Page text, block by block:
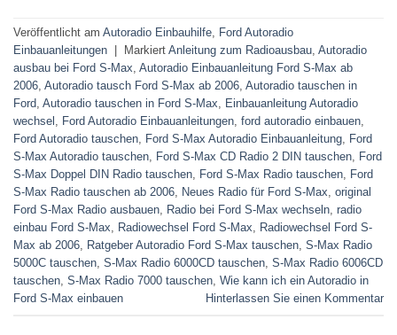
Veröffentlicht am Autoradio Einbauhilfe
Ford Autoradio
Einbauanleitungen
Markiert Anleitung zum Radioausbau Autoradio
ausbau bei Ford S-Max Autoradio Einbauanleitung Ford S-Max ab
2006 Autoradio tausch Ford S-Max ab 2006 Autoradio tauschen in
Ford Autoradio tauschen in Ford S-Max
Einbauanleitung Autoradio
wechsel
Ford Autoradio Einbauanleitungen ford autoradio einbauen
Ford Autoradio tauschen
Ford S-Max Autoradio Einbauanleitung
Ford
S-Max Autoradio tauschen
Ford S-Max CD Radio 2 DIN tauschen
Ford
S-Max Doppel DIN Radio tauschen
Ford S-Max Radio tauschen
Ford
S-Max Radio tauschen ab 2006
Neues Radio für Ford S-Max original
Ford S-Max Radio ausbauen
Radio bei Ford S-Max wechseln radio
einbau Ford S-Max
Radiowechsel Ford S-Max
Radiowechsel Ford S-
Max ab 2006
Ratgeber Autoradio Ford S-Max tauschen S-Max Radio
5000C tauschen S-Max Radio 6000CD tauschen S-Max Radio 6006CD
tauschen S-Max Radio 7000 tauschen Wie kann ich ein Autoradio in
Ford S-Max einbauen
Hinterlassen Sie einen Kommentar